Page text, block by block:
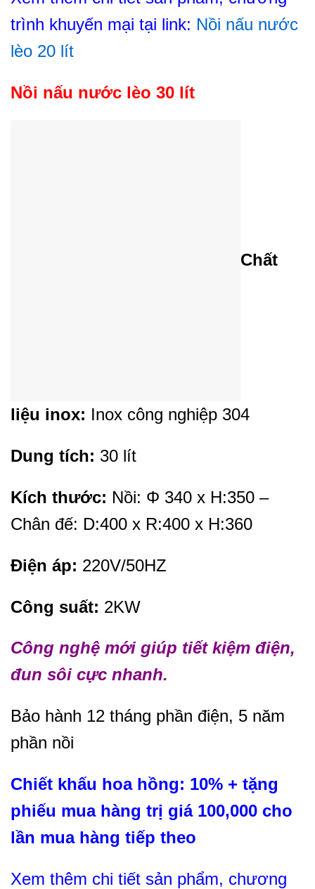
trình khuyến mại tại link: Nồi nấu nước
lèo 20 lít
Nồi nấu nước lèo 30 lít
Chất
liệu inox: Inox công nghiệp 304
Dung tích: 30 lít
Kích thước: Nồi: Φ 340 x H:350 –
Chân đế: D:400 x R:400 x H:360
Điện áp: 220V/50HZ
Công suất: 2KW
Công nghệ mới giúp tiết kiệm điện,
đun sôi cực nhanh.
Bảo hành 12 tháng phần điện, 5 năm
phần nồi
Chiết khấu hoa hồng: 10% + tặng
phiếu mua hàng trị giá 100,000 cho
lần mua hàng tiếp theo
Xem thêm chi tiết sản phẩm, chương